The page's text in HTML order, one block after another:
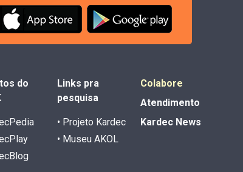
do
Links pra
pesquisa
• Projeto Kardec
• Museu AKOL
Colabore
Atendimento
Kardec News